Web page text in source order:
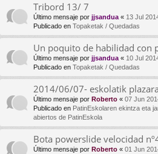
Tribord 13/ 7
Último mensaje por jjsandua « 13 Jul
Publicado en Topaketak / Quedadas
Un poquito de habilidad con
Último mensaje por jjsandua « 10 Jul
Publicado en Topaketak / Quedadas
2014/06/07- eskolatik plazara
Último mensaje por Roberto « 07 Jun
Publicado en PatinEskolaren ekintza eta
abiertos de PatinEskola
Bota powerslide velocidad
Último mensaje por Roberto « 01 Jun